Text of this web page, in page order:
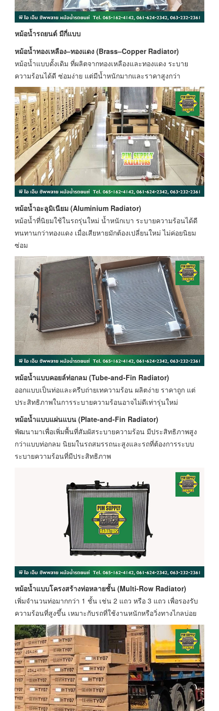
หม้อน้ำรถยนต์ มีกี่แบบ
หม้อน้ำทองเหลือง–ทองแดง (Brass–Copper Radiator)
หม้อน้ำแบบดั้งเดิม ที่ผลิตจากทองเหลืองและทองแดง ระบาย
ความร้อนได้ดี ซ่อมง่าย แต่มีน้ำหนักมากและราคาสูงกว่า
หม้อน้ำอะลูมิเนียม (Aluminium Radiator)
หม้อน้ำที่นิยมใช้ในรถรุ่นใหม่ น้ำหนักเบา ระบายความร้อนได้ดี
ทนทานกว่าทองแดง เมื่อเสียหายมักต้องเปลี่ยนใหม่ ไม่ค่อยนิยม
ซ่อม
หม้อน้ำแบบคอยล์ท่อกลม (Tube-and-Fin Radiator)
ออกแบบเป็นท่อและครีบถ่ายเทความร้อน ผลิตง่าย ราคาถูก แต่
ประสิทธิภาพในการระบายความร้อนอาจไม่ดีเท่ารุ่นใหม่
หม้อน้ำแบบแผ่นแบน (Plate-and-Fin Radiator)
พัฒนามาเพื่อเพิ่มพื้นที่สัมผัสระบายความร้อน มีประสิทธิภาพสูง
กว่าแบบท่อกลม นิยมในรถสมรรถนะสูงและรถที่ต้องการระบบ
ระบายความร้อนที่มีประสิทธิภาพ
หม้อน้ำแบบโครงสร้างท่อหลายชั้น (Multi-Row Radiator)
เพิ่มจำนวนท่อมากกว่า 1 ชั้น เช่น 2 แถว หรือ 3 แถว เพื่อรองรับ
ความร้อนที่สูงขึ้น เหมาะกับรถที่ใช้งานหนักหรือวิ่งทางไกลบ่อย